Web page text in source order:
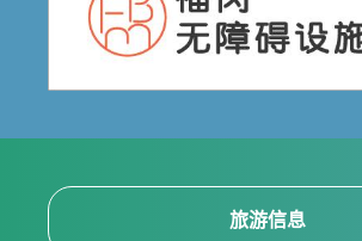
旅游信息